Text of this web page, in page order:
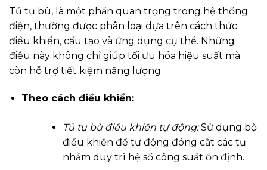
Tủ tụ bù, là một phần quan trọng trong hệ thống
điện, thường được phân loại dựa trên cách thức
điều khiển, cấu tạo và ứng dụng cụ thể. Những
điều này không chỉ giúp tối ưu hóa hiệu suất mà
còn hỗ trợ tiết kiệm năng lượng.
Theo cách điều khiển:
Tủ tụ bù điều khiển tự động:Sử dụng bộ
điều khiển để tự động đóng cắt các tụ
nhằm duy trì hệ số công suất ổn định.